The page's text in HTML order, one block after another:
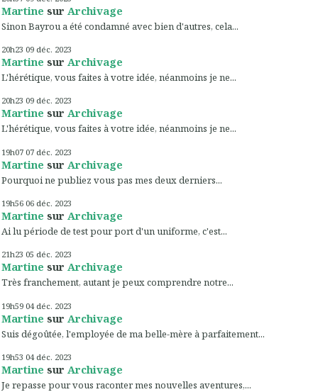
Martine sur Archivage
Sinon Bayrou a été condamné avec bien d'autres, cela...
20h23 09 déc. 2023
Martine sur Archivage
L'hérétique, vous faites à votre idée, néanmoins je ne...
20h23 09 déc. 2023
Martine sur Archivage
L'hérétique, vous faites à votre idée, néanmoins je ne...
19h07 07 déc. 2023
Martine sur Archivage
Pourquoi ne publiez vous pas mes deux derniers...
19h56 06 déc. 2023
Martine sur Archivage
Ai lu période de test pour port d'un uniforme, c'est...
21h23 05 déc. 2023
Martine sur Archivage
Très franchement, autant je peux comprendre notre...
19h59 04 déc. 2023
Martine sur Archivage
Suis dégoûtée, l'employée de ma belle-mère à parfaitement...
19h53 04 déc. 2023
Martine sur Archivage
Je repasse pour vous raconter mes nouvelles aventures,...